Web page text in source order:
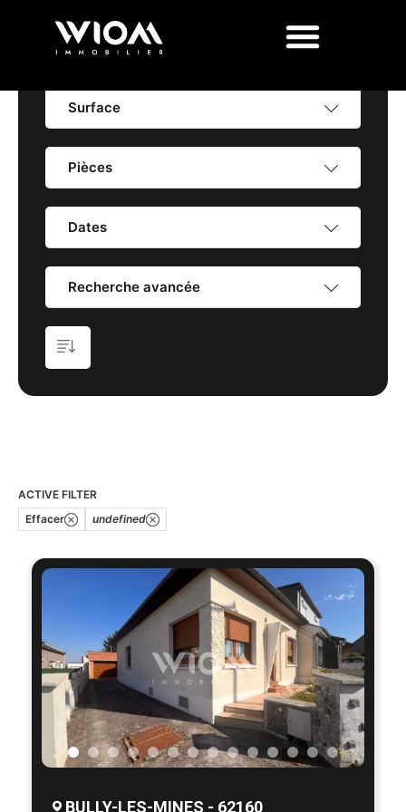
Prix
Surface
Pièces
Dates
Recherche avancée
ACTIVE FILTER
Effacer
undefined
BULLY-LES-MINES - 62160